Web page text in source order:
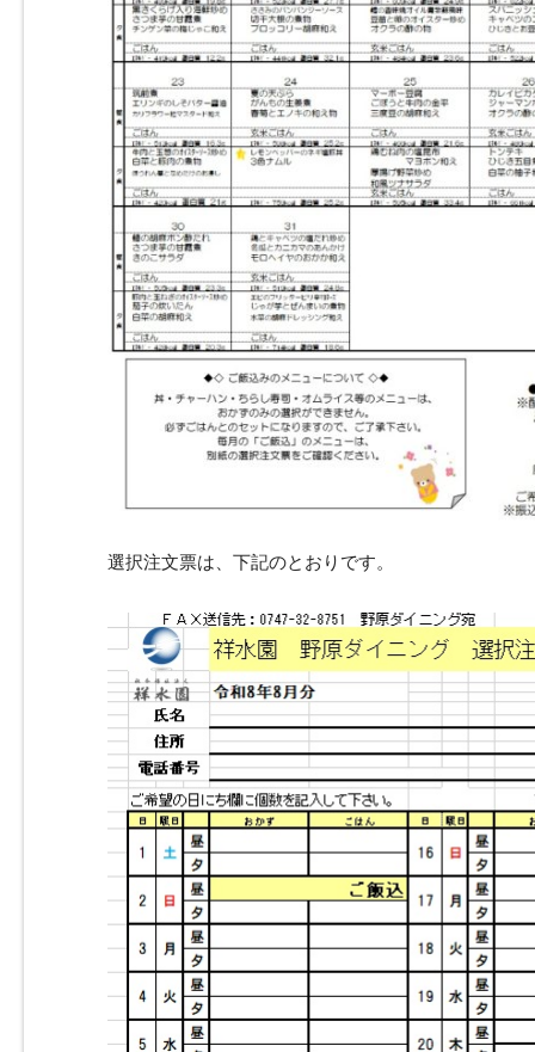
選択注文票は、下記のとおりです。